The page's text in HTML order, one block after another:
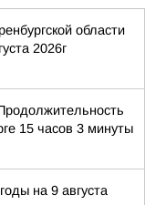
области
2026г
15 часов 3 минуты
на 9 августа